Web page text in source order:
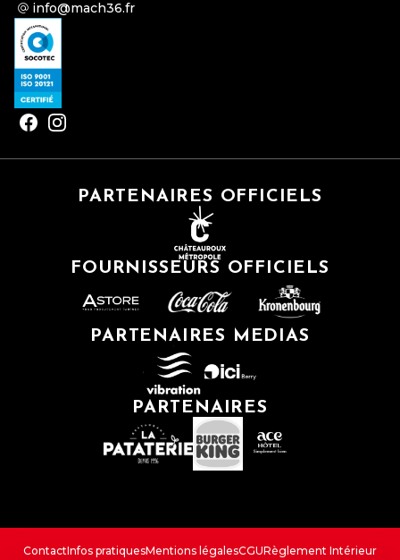
info@mach36.fr
PARTENAIRES OFFICIELS
FOURNISSEURS OFFICIELS
PARTENAIRES MEDIAS
PARTENAIRES
ContactInfos pratiquesMentions légalesCGURèglement Intérieur